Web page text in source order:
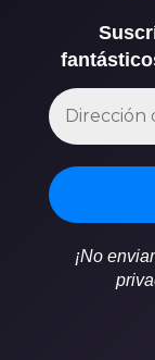
¡No